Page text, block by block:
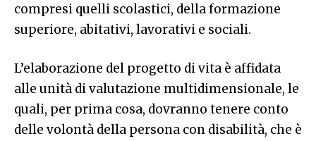
compresi quelli scolastici, della formazione
superiore, abitativi, lavorativi e sociali.
L’elaborazione del progetto di vita è affidata
alle unità di valutazione multidimensionale, le
quali, per prima cosa, dovranno tenere conto
delle volontà della persona con disabilità, che è